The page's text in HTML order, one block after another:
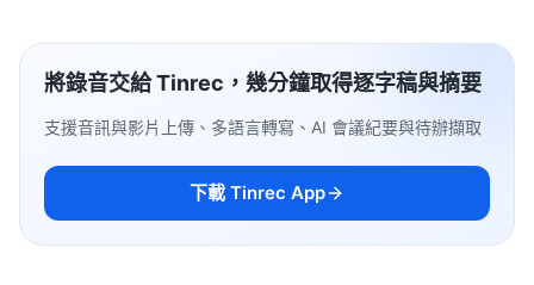
將錄音交給 Tinrec，幾分鐘取得逐字稿與摘要
支援音訊與影片上傳、多語言轉寫、AI 會議紀要與待辦擷取
下載 Tinrec App